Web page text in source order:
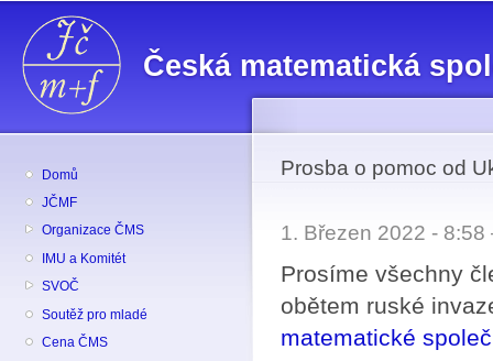
Česká matematická
Domů
JČMF
Organizace ČMS
IMU a Komitét
SVOČ
Soutěž pro mladé
Cena ČMS
Prosba o pomoc od
1. Březen 2022 -
Prosíme všechny
obětem ruské
matematické